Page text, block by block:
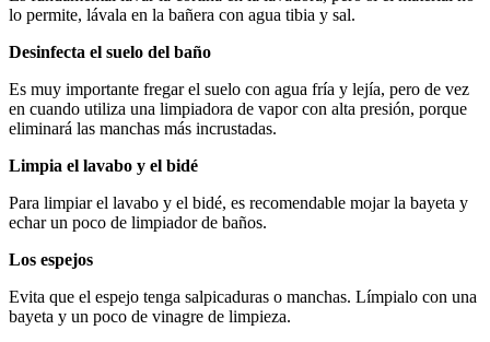
lo permite, lávala en la bañera con agua tibia y sal.
Desinfecta el suelo del baño
Es muy importante fregar el suelo con agua fría y lejía, pero de vez
en cuando utiliza una limpiadora de vapor con alta presión, porque
eliminará las manchas más incrustadas.
Limpia el lavabo y el bidé
Para limpiar el lavabo y el bidé, es recomendable mojar la bayeta y
echar un poco de limpiador de baños.
Los espejos
Evita que el espejo tenga salpicaduras o manchas. Límpialo con una
bayeta y un poco de vinagre de limpieza.